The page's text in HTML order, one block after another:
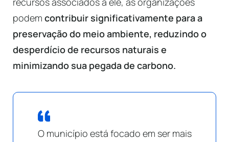
podem contribuir significativamente para a
preservação do meio ambiente, reduzindo o
desperdício de recursos naturais e
minimizando sua pegada de carbono.
O município está focado em ser mais